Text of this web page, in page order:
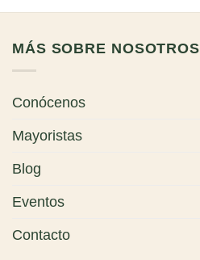
MÁS SOBRE NOSOTROS
Conócenos
Mayoristas
Blog
Eventos
Contacto